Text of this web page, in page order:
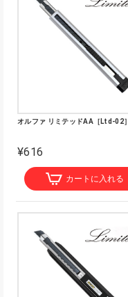
オルファ リミテッドAA［Ltd-02］
¥616
カートに入れる